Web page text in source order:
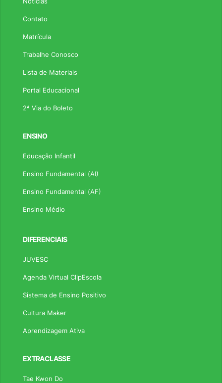
Contato
Matrícula
Trabalhe Conosco
Lista de Materiais
Portal Educacional
2ª Via do Boleto
ENSINO
Educação Infantil
Ensino Fundamental (AI)
Ensino Fundamental (AF)
Ensino Médio
DIFERENCIAIS
JUVESC
Agenda Virtual ClipEscola
Sistema de Ensino Positivo
Cultura Maker
Aprendizagem Ativa
EXTRACLASSE
Tae Kwon Do